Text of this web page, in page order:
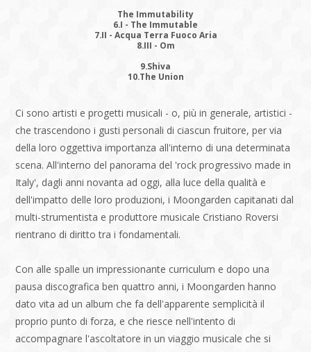
The Immutability
6.I - The Immutable
7.II - Acqua Terra Fuoco Aria
8.III - Om
9.Shiva
10.The Union
Ci sono artisti e progetti musicali - o, più in generale, artistici -
che trascendono i gusti personali di ciascun fruitore, per via
della loro oggettiva importanza all'interno di una determinata
scena. All'interno del panorama del 'rock progressivo made in
Italy', dagli anni novanta ad oggi, alla luce della qualità e
dell'impatto delle loro produzioni, i Moongarden capitanati dal
multi-strumentista e produttore musicale Cristiano Roversi
rientrano di diritto tra i fondamentali.
Con alle spalle un impressionante curriculum e dopo una
pausa discografica ben quattro anni, i Moongarden hanno
dato vita ad un album che fa dell'apparente semplicità il
proprio punto di forza, e che riesce nell'intento di
accompagnare l'ascoltatore in un viaggio musicale che si